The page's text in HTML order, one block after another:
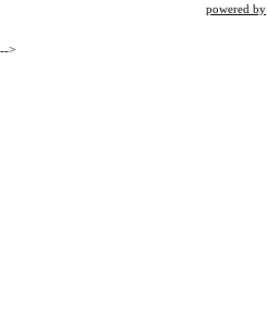
powered by
-->